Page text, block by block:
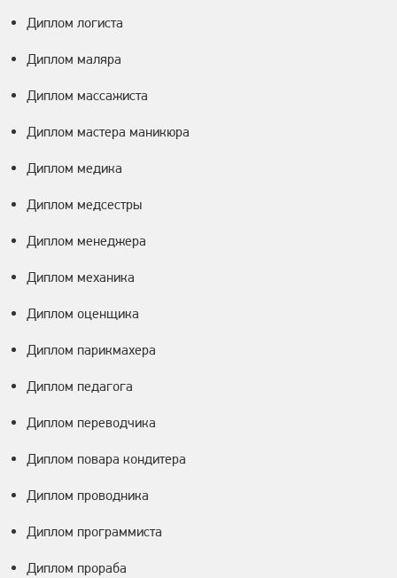
Диплом логиста
Диплом маляра
Диплом массажиста
Диплом мастера маникюра
Диплом медика
Диплом медсестры
Диплом менеджера
Диплом механика
Диплом оценщика
Диплом парикмахера
Диплом педагога
Диплом переводчика
Диплом повара кондитера
Диплом проводника
Диплом программиста
Диплом прораба